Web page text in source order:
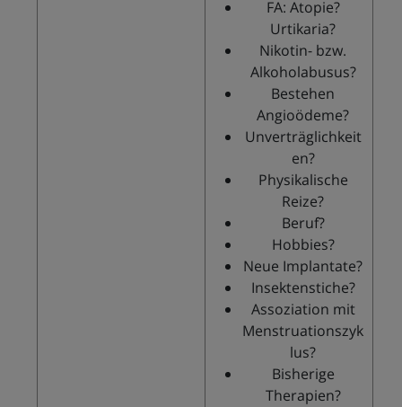
FA: Atopie?
Urtikaria?
Nikotin- bzw.
Alkoholabusus?
Bestehen
Angioödeme?
Unverträglichkeit
en?
Physikalische
Reize?
Beruf?
Hobbies?
Neue Implantate?
Insektenstiche?
Assoziation mit
Menstruationszyk
lus?
Bisherige
Therapien?